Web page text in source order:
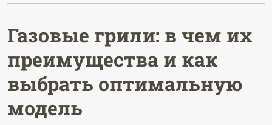
Газовые грили: в чем их
преимущества и как
выбрать оптимальную
модель